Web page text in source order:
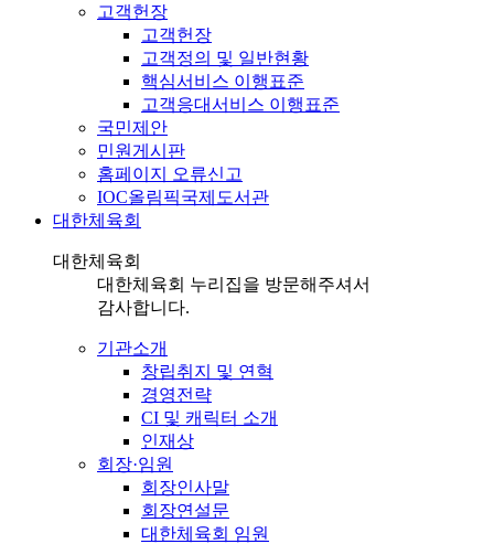
고객헌장
고객헌장
고객정의 및 일반현황
핵심서비스 이행표준
고객응대서비스 이행표준
국민제안
민원게시판
홈페이지 오류신고
IOC올림픽국제도서관
대한체육회
대한체육회
대한체육회 누리집을 방문해주셔서
감사합니다.
기관소개
창립취지 및 연혁
경영전략
CI 및 캐릭터 소개
인재상
회장·임원
회장인사말
회장연설문
대한체육회 임원